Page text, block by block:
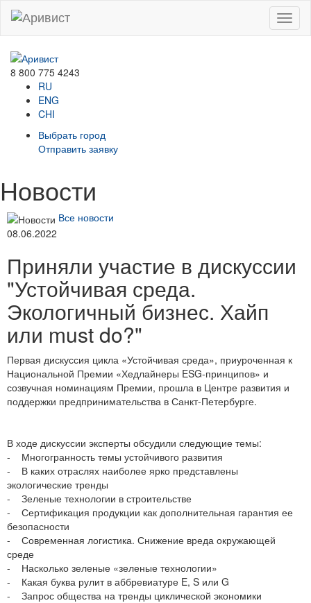
Menu
8 800 775 4243
RU
ENG
CHI
Выбрать город
Отправить заявку
Новости
Все новости
08.06.2022
Приняли участие в дискуссии
"Устойчивая среда.
Экологичный бизнес. Хайп
или must do?"
Первая дискуссия цикла «Устойчивая среда», приуроченная к
Национальной Премии «Хедлайнеры ESG-принципов» и
созвучная номинациям Премии, прошла в Центре развития и
поддержки предпринимательства в Санкт-Петербурге.
В ходе дискуссии эксперты обсудили следующие темы:
- Многогранность темы устойчивого развития
- В каких отраслях наиболее ярко представлены
экологические тренды
- Зеленые технологии в строительстве
- Сертификация продукции как дополнительная гарантия ее
безопасности
- Современная логистика. Снижение вреда окружающей
среде
- Насколько зеленые «зеленые технологии»
- Какая буква рулит в аббревиатуре E, S или G
- Запрос общества на тренды циклической экономики